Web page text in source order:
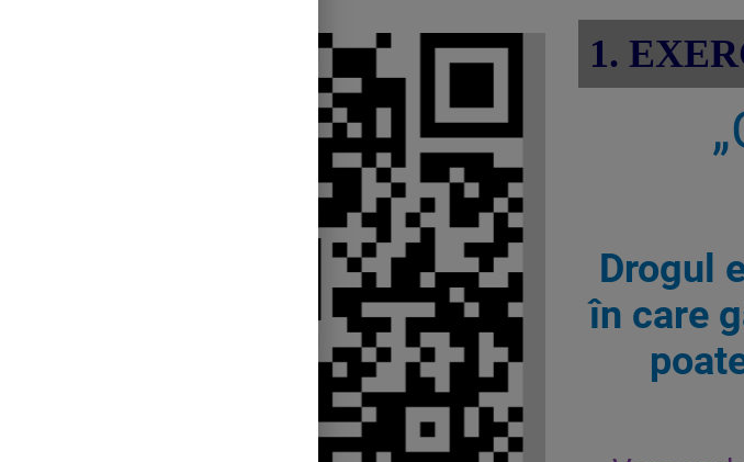
1.
Drogul
în care